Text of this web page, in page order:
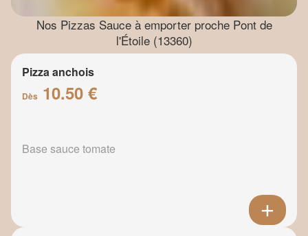
Nos Pizzas Sauce à emporter proche Pont de
l'Étoile (13360)
Pizza anchois
Dès 10.50 €
Base sauce tomate